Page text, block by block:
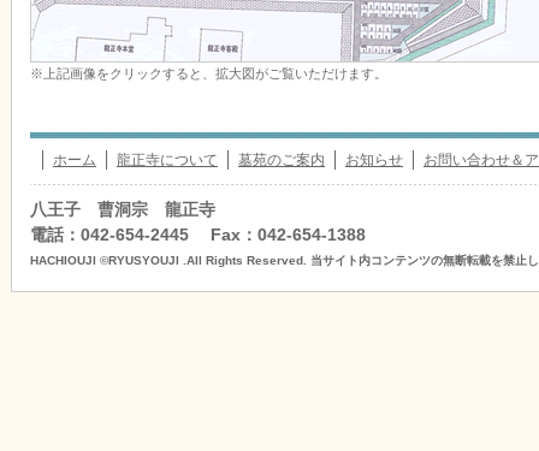
※上記画像をクリックすると、拡大図がご覧いただけます。
ホーム 龍正寺について 墓苑のご案内 お知らせ お問い合わせ＆
八王子 曹洞宗 龍正寺
電話：042-654-2445 Fax：042-654-1388
HACHIOUJI ©RYUSYOUJI .All Rights Reserved. 当サイト内コンテンツの無断転載を禁止